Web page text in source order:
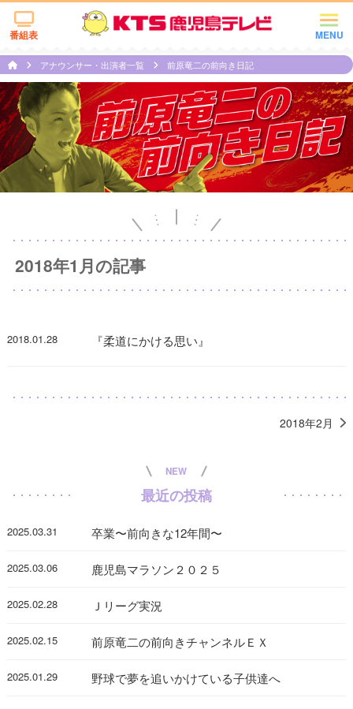
MENU
番組表
アナウンサー・出演者一覧 前原竜二の前向き日記
2018年1月の記事
2018.01.28 『柔道にかける思い』
2018年2月
NEW
最近の投稿
2025.03.31 卒業〜前向きな12年間〜
2025.03.06 鹿児島マラソン２０２５
2025.02.28 Ｊリーグ実況
2025.02.15 前原竜二の前向きチャンネルＥＸ
2025.01.29 野球で夢を追いかけている子供達へ